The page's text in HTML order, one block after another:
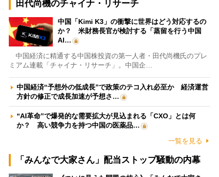
田代尚機のチャイナ・リサーチ
中国「Kimi K3」の衝撃に世界はどう対応するの
か？ 米財務長官が検討する「蒸留を行う中国
AI…
中国経済に精通する中国株投資の第一人者・田代尚機氏のプレ
ミアム連載「チャイナ・リサーチ」。中国企…
中国経済“予想外の低成長”で政策のテコ入れ必至か 経済運営
方針の修正で成長加速が予想さ…
“AI革命”で爆発的な需要拡大が見込まれる「CXO」とは何
か？ 高い競争力を持つ中国の医薬品…
一覧を見る
「みんなで大家さん」配当ストップ騒動の内幕